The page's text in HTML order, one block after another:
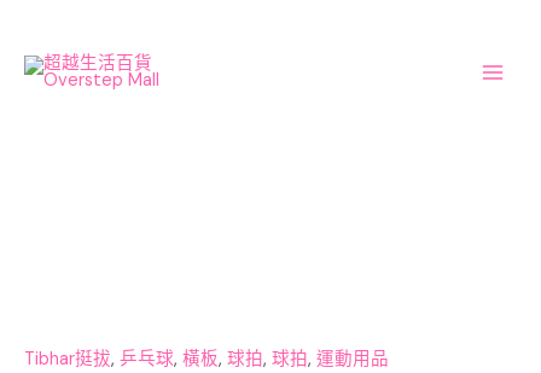
content
Tibhar挺拔, 乒乓球, 橫板, 球拍, 球拍, 運動用品
板